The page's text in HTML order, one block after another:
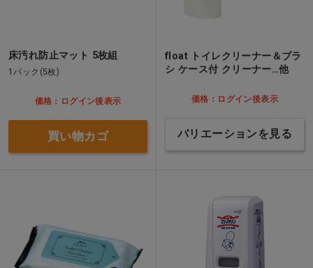
床汚れ防止マット 5枚組
1パック(5枚)
価格：ログイン後表示
買い物カゴ
float トイレクリーナー＆ブラ
シ ケース付 クリーナー…他
価格：ログイン後表示
バリエーションを見る